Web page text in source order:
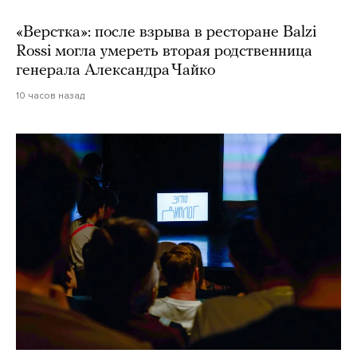
«Верстка»: после взрыва в ресторане Balzi
Rossi могла умереть вторая родственница
генерала Александра Чайко
10 часов назад